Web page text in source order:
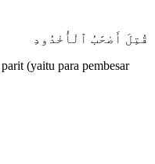
قُتِلَ أَصْحَٰبُ ٱلْأُخْدُودِ
(yaitu para pembesar